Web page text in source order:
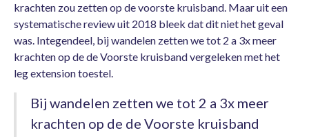
krachten zou zetten op de voorste kruisband. Maar uit een
systematische review uit 2018 bleek dat dit niet het geval
was. Integendeel, bij wandelen zetten we tot 2 a 3x meer
krachten op de de Voorste kruisband vergeleken met het
leg extension toestel.
Bij wandelen zetten we tot 2 a 3x meer
krachten op de de Voorste kruisband